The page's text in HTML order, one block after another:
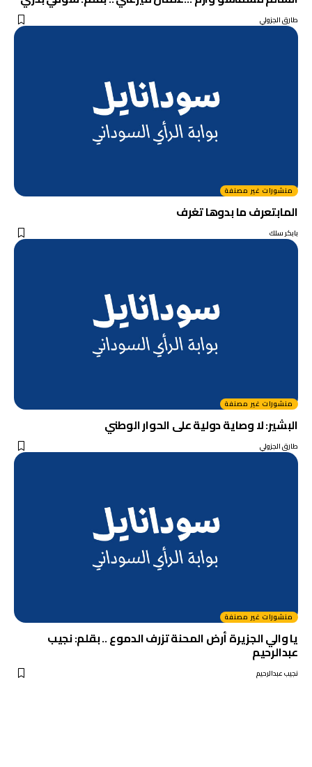
طارق الجزولي
منشورات غير مصنفة
المابتعرف ما بدوها تغرف
بابكر سلك
منشورات غير مصنفة
البشير: لا وصاية دولية على الحوار الوطني
طارق الجزولي
منشورات غير مصنفة
يا والي الجزيرة أرض المحنة تزرف الدموع .. بقلم: نجيب
عبدالرحيم
نجيب عبدالرحيم